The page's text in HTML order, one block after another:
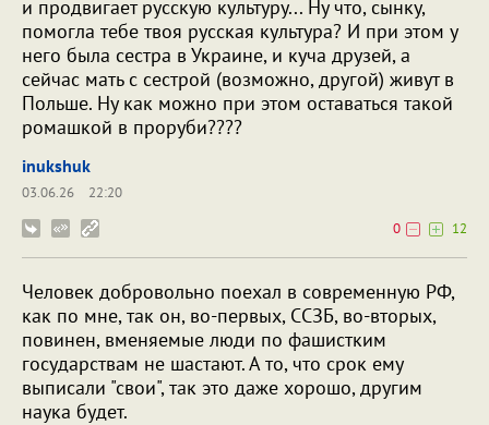
и продвигает русскую культуру... Ну что, сынку,
помогла тебе твоя русская культура? И при этом у
него была сестра в Украине, и куча друзей, а
сейчас мать с сестрой (возможно, другой) живут в
Польше. Ну как можно при этом оставаться такой
ромашкой в проруби????
inukshuk
03.06.26
22:20
0
12
Человек добровольно поехал в современную РФ,
как по мне, так он, во-первых, ССЗБ, во-вторых,
повинен, вменяемые люди по фашистким
государствам не шастают. А то, что срок ему
выписали "свои", так это даже хорошо, другим
наука будет.